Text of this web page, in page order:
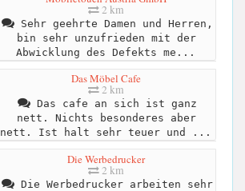
2 km
Sehr geehrte Damen und Herren,
bin sehr unzufrieden mit der
Abwicklung des Defekts me...
Das Möbel Cafe
2 km
Das cafe an sich ist ganz
nett. Nichts besonderes aber
nett. Ist halt sehr teuer und ...
Die Werbedrucker
2 km
Die Werbedrucker arbeiten sehr